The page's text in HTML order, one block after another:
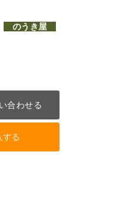
のうき屋
合わせる
する